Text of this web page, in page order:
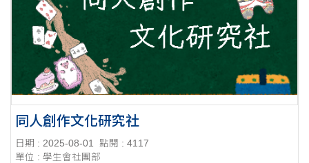
同人創作文化研究社
日期 : 2025-08-01
點閱 : 4117
單位 : 學生會社團部